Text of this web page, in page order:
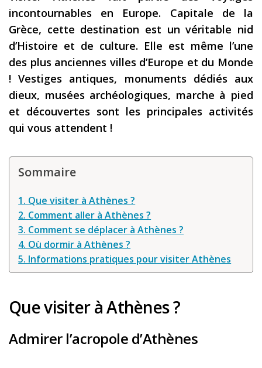
Les derniers articles
Podcast
Préparer son voyage
Destinations
LA LETTRE
Outils pour voyageur
Sites utiles
Le logement en voyage
Assurance voyage !
LA carte bancaire
voyage !
Mes guides voyage
incontournables en Europe. Capitale de la
Grèce, cette destination est un véritable nid
d’Histoire et de culture. Elle est même l’une
des plus anciennes villes d’Europe et du Monde
! Vestiges antiques, monuments dédiés aux
dieux, musées archéologiques, marche à pied
et découvertes sont les principales activités
qui vous attendent !
Sommaire
1. Que visiter à Athènes ?
2. Comment aller à Athènes ?
3. Comment se déplacer à Athènes ?
4. Où dormir à Athènes ?
5. Informations pratiques pour visiter Athènes
Que visiter à Athènes ?
Admirer l’acropole d’Athènes